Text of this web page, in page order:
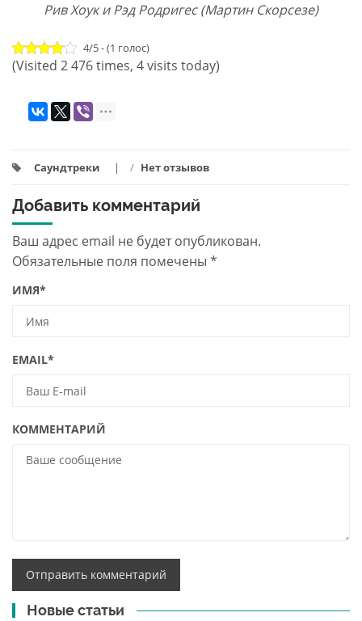
Рив Хоук и Рэд Родригес (Мартин Скорсезе)
4/5 - (1 голос)
(Visited 2 476 times, 4 visits today)
Саундтреки / Нет отзывов
Добавить комментарий
Ваш адрес email не будет опубликован.
Обязательные поля помечены *
ИМЯ*
EMAIL*
КОММЕНТАРИЙ
Новые статьи